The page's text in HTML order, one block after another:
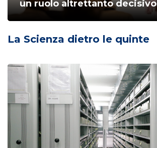
un ruolo altrettanto decisivo
La Scienza dietro le quinte